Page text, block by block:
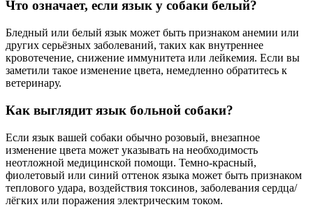
Что означает, если язык у собаки белый?
Бледный или белый язык может быть признаком анемии или
других серьёзных заболеваний, таких как внутреннее
кровотечение, снижение иммунитета или лейкемия. Если вы
заметили такое изменение цвета, немедленно обратитесь к
ветеринару.
Как выглядит язык больной собаки?
Если язык вашей собаки обычно розовый, внезапное
изменение цвета может указывать на необходимость
неотложной медицинской помощи. Темно-красный,
фиолетовый или синий оттенок языка может быть признаком
теплового удара, воздействия токсинов, заболевания сердца/
лёгких или поражения электрическим током.